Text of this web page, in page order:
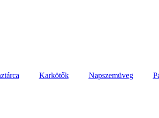
Karkötők Napszemüveg